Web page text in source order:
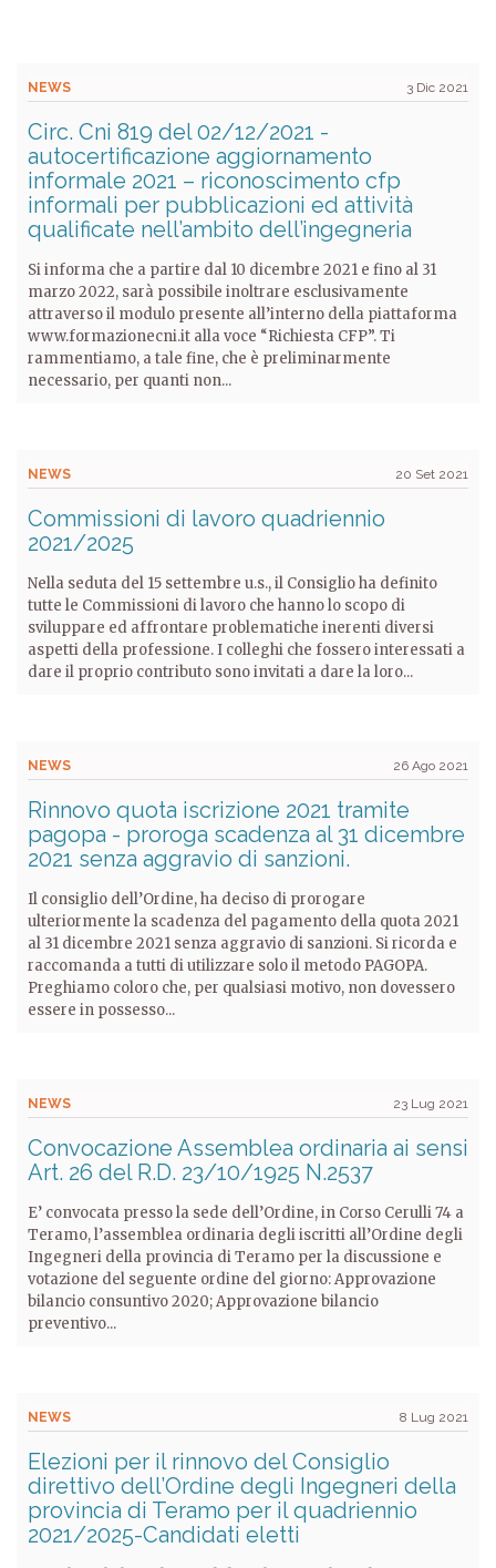
NEWS 3 Dic 2021
Circ. Cni 819 del 02/12/2021 -
autocertificazione aggiornamento
informale 2021 – riconoscimento cfp
informali per pubblicazioni ed attività
qualificate nell’ambito dell’ingegneria
Si informa che a partire dal 10 dicembre 2021 e fino al 31
marzo 2022, sarà possibile inoltrare esclusivamente
attraverso il modulo presente all’interno della piattaforma
www.formazionecni.it alla voce “Richiesta CFP”. Ti
rammentiamo, a tale fine, che è preliminarmente
necessario, per quanti non...
NEWS 20 Set 2021
Commissioni di lavoro quadriennio
2021/2025
Nella seduta del 15 settembre u.s., il Consiglio ha definito
tutte le Commissioni di lavoro che hanno lo scopo di
sviluppare ed affrontare problematiche inerenti diversi
aspetti della professione. I colleghi che fossero interessati a
dare il proprio contributo sono invitati a dare la loro...
NEWS 26 Ago 2021
Rinnovo quota iscrizione 2021 tramite
pagopa - proroga scadenza al 31 dicembre
2021 senza aggravio di sanzioni.
Il consiglio dell’Ordine, ha deciso di prorogare
ulteriormente la scadenza del pagamento della quota 2021
al 31 dicembre 2021 senza aggravio di sanzioni. Si ricorda e
raccomanda a tutti di utilizzare solo il metodo PAGOPA.
Preghiamo coloro che, per qualsiasi motivo, non dovessero
essere in possesso...
NEWS 23 Lug 2021
Convocazione Assemblea ordinaria ai sensi
Art. 26 del R.D. 23/10/1925 N.2537
E’ convocata presso la sede dell’Ordine, in Corso Cerulli 74 a
Teramo, l’assemblea ordinaria degli iscritti all’Ordine degli
Ingegneri della provincia di Teramo per la discussione e
votazione del seguente ordine del giorno: Approvazione
bilancio consuntivo 2020; Approvazione bilancio
preventivo...
NEWS 8 Lug 2021
Elezioni per il rinnovo del Consiglio
direttivo dell’Ordine degli Ingegneri della
provincia di Teramo per il quadriennio
2021/2025-Candidati eletti